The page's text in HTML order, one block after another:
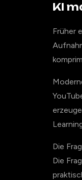
KI
Früher
Die
Die